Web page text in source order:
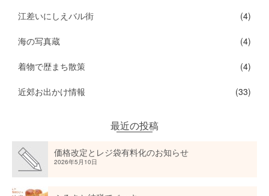
江差いにしえバル街 (4)
海の写真蔵 (4)
着物で歴まち散策 (4)
近郊お出かけ情報 (33)
最近の投稿
価格改定とレジ袋有料化のお知らせ
2026年5月10日